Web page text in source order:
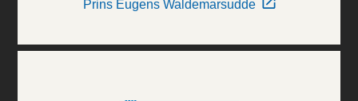
Prins Eugens Waldemarsudde